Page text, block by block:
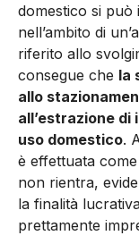
domestico si può
nell’ambito di
riferito allo
consegue che la
allo
all’estrazione
uso domestico.
è effettuata
non rientra,
la finalità
prettamente